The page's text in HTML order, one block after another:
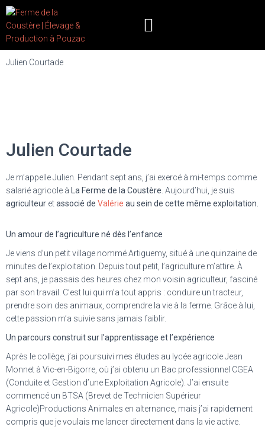
Julien Courtade
Julien Courtade
Je m’appelle Julien. Pendant sept ans, j’ai exercé à mi-temps comme
salarié agricole à
La Ferme de la Coustère . Aujourd’hui, je suis
agriculteur etassocié de Valérie au sein de cette même exploitation.
Un amour de l’agriculture né dès l’enfance
Je viens d’un petit village nommé Artiguemy, situé à une quinzaine de
minutes de l’exploitation. Depuis tout petit, l’agriculture m’attire. À
sept ans, je passais des heures chez mon voisin agriculteur, fasciné
par son travail. C’est lui qui m’a tout appris : conduire un tracteur,
prendre soin des animaux, comprendre la vie à la ferme. Grâce à lui,
cette passion m’a suivie sans jamais faiblir.
Un parcours construit sur l’apprentissage et l’expérience
Après le collège, j’ai poursuivi mes études au lycée agricole Jean
Monnet à Vic-en-Bigorre, où j’ai obtenu un Bac professionnel CGEA
(Conduite et Gestion d’une Exploitation Agricole). J’ai ensuite
commencé un BTSA (Brevet de Technicien Supérieur
Agricole)Productions Animales en alternance, mais j’ai rapidement
compris que je voulais me lancer directement dans la vie active.